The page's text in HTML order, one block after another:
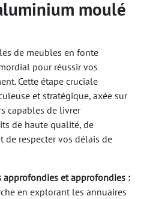
moulé
de meubles en fonte
pour réussir vos
Cette étape cruciale
et stratégique, axée sur
capables de livrer
de haute qualité, de
de respecter vos délais de
approfondies et approfondies :
en explorant les annuaires